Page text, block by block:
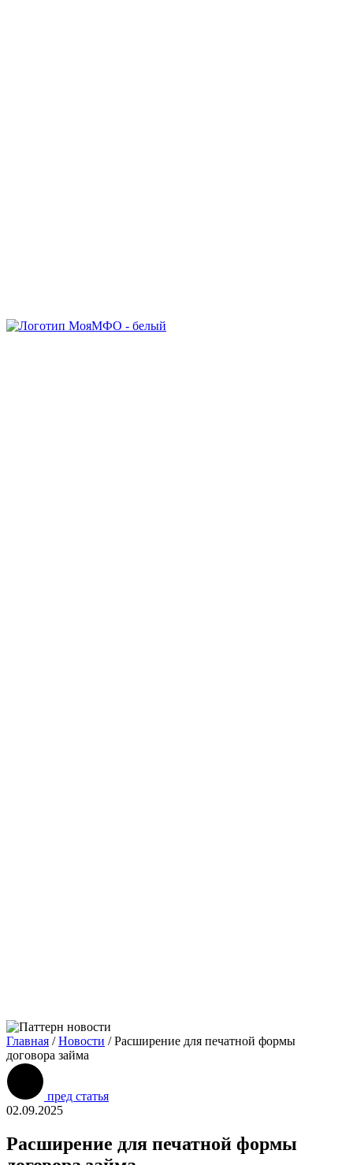
Главная /Новости /Расширение для печатной формы
договора займа
пред статья
02.09.2025
Расширение для печатной формы